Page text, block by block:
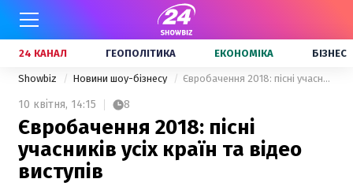
24 КАНАЛ ГЕОПОЛІТИКА ЕКОНОМІКА БІЗНЕС
Showbiz Новини шоу-бізнесу Євробачення 2018: пісні учасників усіх країн та відео виступів
10 квітня, 14:15 8
Євробачення 2018: пісні
учасників усіх країн та відео
виступів